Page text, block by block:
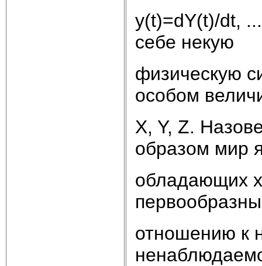
y(t)=dY(t)/dt,
себе некую
физическую
особом
X, Y, Z.
образом мир
обладающих
отношению к